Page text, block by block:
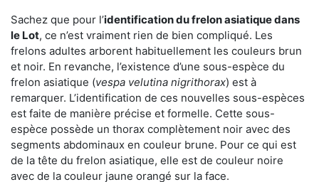
Sachez que pour l’identification du frelon asiatiquedans
le Lot, ce n’est vraiment rien de bien compliqué. Les
frelons adultes arborent habituellement les couleurs brun
et noir. En revanche, l’existence d’une sous-espèce du
frelon asiatique (vespa velutina nigrithorax) est à
remarquer. L’identification de ces nouvelles sous-espèces
est faite de manière précise et formelle. Cette sous-
espèce possède un thorax complètement noir avec des
segments abdominaux en couleur brune. Pour ce qui est
de la tête du frelon asiatique, elle est de couleur noire
avec de la couleur jaune orangé sur la face.